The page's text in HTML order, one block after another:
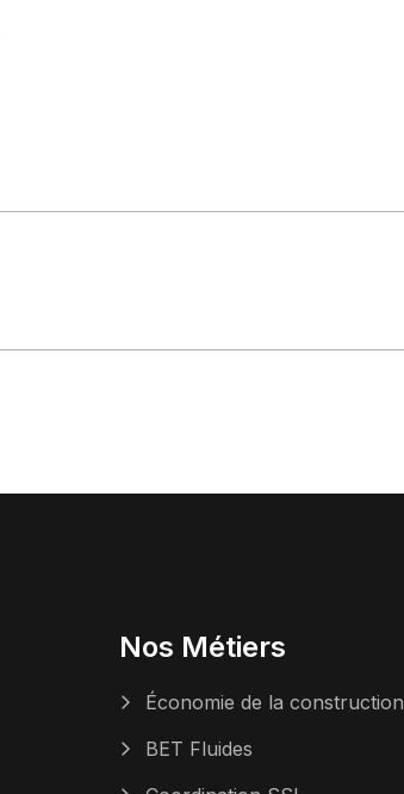
Nos Métiers
Économie de la construction
BET Fluides